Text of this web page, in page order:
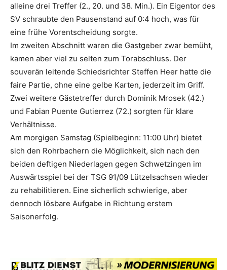
alleine drei Treffer (2., 20. und 38. Min.). Ein Eigentor des
SV schraubte den Pausenstand auf 0:4 hoch, was für
eine frühe Vorentscheidung sorgte.
Im zweiten Abschnitt waren die Gastgeber zwar bemüht,
kamen aber viel zu selten zum Torabschluss. Der
souverän leitende Schiedsrichter Steffen Heer hatte die
faire Partie, ohne eine gelbe Karten, jederzeit im Griff.
Zwei weitere Gästetreffer durch Dominik Mrosek (42.)
und Fabian Puente Gutierrez (72.) sorgten für klare
Verhältnisse.
Am morgigen Samstag (Spielbeginn: 11:00 Uhr) bietet
sich den Rohrbachern die Möglichkeit, sich nach den
beiden deftigen Niederlagen gegen Schwetzingen im
Auswärtsspiel bei der TSG 91/09 Lützelsachsen wieder
zu rehabilitieren. Eine sicherlich schwierige, aber
dennoch lösbare Aufgabe in Richtung erstem
Saisonerfolg.